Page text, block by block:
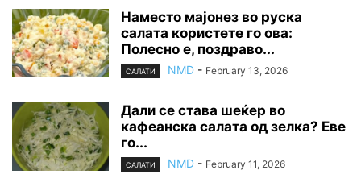
Наместо мајонез во руска
салата користете го ова:
Полесно е, поздраво...
САЛАТИ NMD - February 13, 2026
Дали се става шеќер во
кафеанска салата од зелка? Еве
го...
САЛАТИ NMD - February 11, 2026